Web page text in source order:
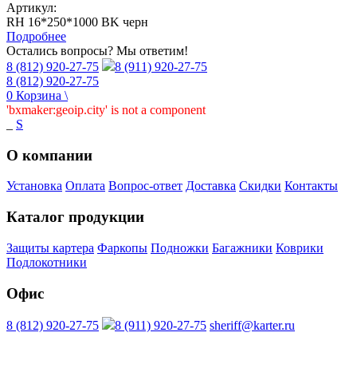
Артикул:
RH 16*250*1000 BK черн
Подробнее
Остались вопросы? Мы ответим!
8 (812) 920-27-75
8 (911) 920-27-75
8 (812) 920-27-75
0 Корзина \
'bxmaker:geoip.city' is not a component
S
О компании
Установка Оплата Вопрос-ответ Доставка Скидки Контакты
Каталог продукции
Защиты картера Фаркопы Подножки Багажники Коврики
Подлокотники
Офис
8 (812) 920-27-75 8 (911) 920-27-75 sheriff@karter.ru